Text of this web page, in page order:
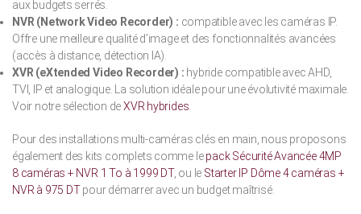
aux budgets serrés.
NVR (Network Video Recorder) : compatible avec les caméras IP.
Offre une meilleure qualité d’image et des fonctionnalités avancées
(accès à distance, détection IA).
XVR (eXtended Video Recorder) : hybride compatible avec AHD,
TVI, IP et analogique. La solution idéale pour une évolutivité maximale.
Voir notre sélection deXVR hybrides
Pour des installations multi-caméras clés en main, nous proposons
également des kits complets comme lepack Sécurité Avancée 4MP
8 caméras + NVR 1 To à 1999 DT, ou le Starter IP Dôme 4 caméras +
NVR à 975 DTpour démarrer avec un budget maîtrisé.